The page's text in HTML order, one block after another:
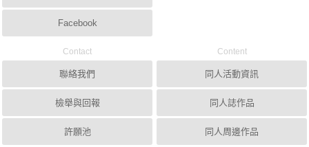
Facebook
Contact
聯絡我們
檢舉與回報
許願池
Content
同人活動資訊
同人誌作品
同人周邊作品